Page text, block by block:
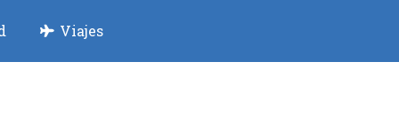
Viajes